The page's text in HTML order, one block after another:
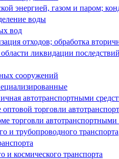
энергией, газом и паром;
воды
вод
отходов; обработка
ликвидации
сооружений
автотранспортными
оптовой торговли
торговли
и трубопроводного транспорта
и космического транспорта